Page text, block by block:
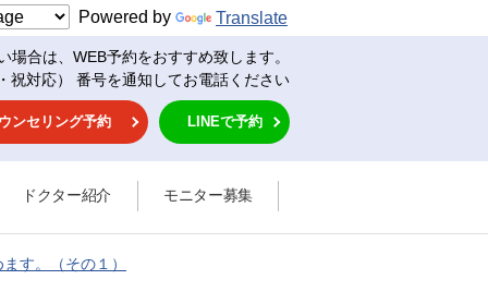
Powered by Translate
場合は、WEB予約をおすすめ致します。
祝対応） 番号を通知してお電話ください
ンセリング予約 LINEで予約
ドクター紹介 モニター募集
す。（その１）